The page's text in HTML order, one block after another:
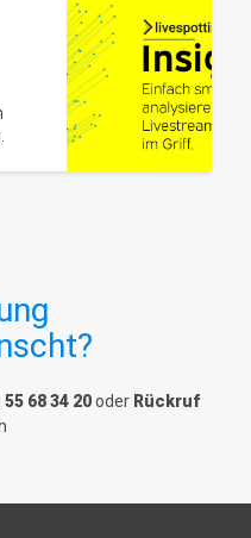
68 34 20oder Rückruf